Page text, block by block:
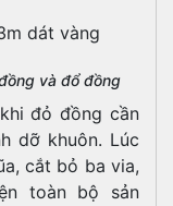
và đổ đồng
đỏ đồng cần
dỡ khuôn. Lúc
cắt bỏ ba via,
toàn bộ sản